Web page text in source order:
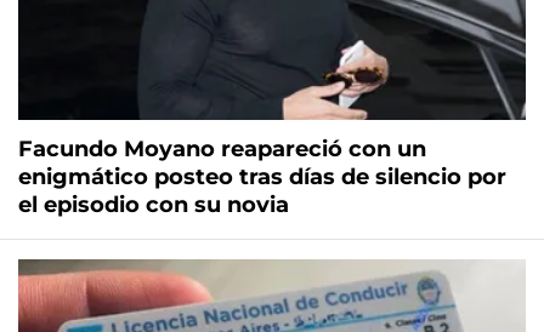
Facundo Moyano reapareció con un
enigmático posteo tras días de silencio por
el episodio con su novia